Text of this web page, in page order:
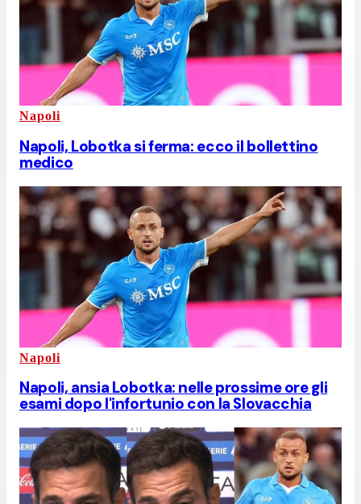
Napoli
Napoli, Lobotka si ferma: ecco il bollettino
medico
Napoli
Napoli, ansia Lobotka: nelle prossime ore gli
esami dopo l'infortunio con la Slovacchia